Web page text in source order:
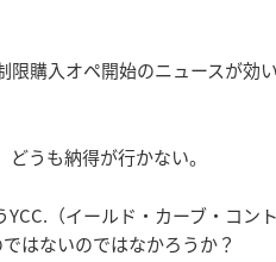
購入オペ開始のニュースが効
うも納得が行かない。
（イールド・カーブ・コン
はないのではなかろうか？